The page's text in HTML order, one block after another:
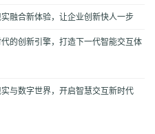
融合新体验，让企业创新快人一步
的创新引擎，打造下一代智能交互体
与数字世界，开启智慧交互新时代